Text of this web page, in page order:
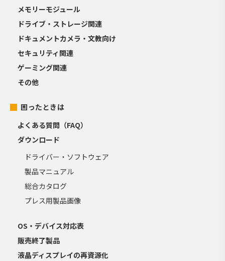
メモリーモジュール
ドライブ・ストレージ関連
ドキュメントカメラ・文教向け
セキュリティ関連
ゲーミング関連
その他
困ったときは
よくある質問（FAQ）
ダウンロード
ドライバー・ソフトウェア
製品マニュアル
総合カタログ
プレス用製品画像
OS・デバイス対応表
販売終了製品
液晶ディスプレイの再資源化